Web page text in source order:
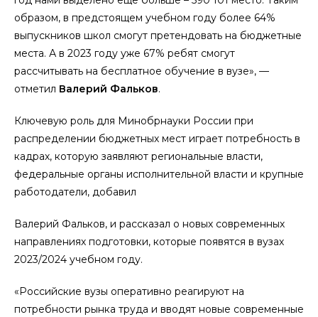
образом, в предстоящем учебном году более 64%
выпускников школ смогут претендовать на бюджетные
места. А в 2023 году уже 67% ребят смогут
рассчитывать на бесплатное обучение в вузе», —
отметил Валерий Фальков.
Ключевую роль для Минобрнауки России при
распределении бюджетных мест играет потребность в
кадрах, которую заявляют региональные власти,
федеральные органы исполнительной власти и крупные
работодатели, добавил
Валерий Фальков, и рассказал о новых современных
направлениях подготовки, которые появятся в вузах
2023/2024 учебном году.
«Российские вузы оперативно реагируют на
потребности рынка труда и вводят новые современные